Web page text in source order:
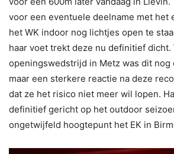
voor een eventuele deelname met het
het WK indoor nog lichtjes open te
haar voet trekt deze nu definitief dicht.
openingswedstrijd in Metz was dit nog
maar een sterkere reactie na deze
dat ze het risico niet meer wil lopen.
definitief gericht op het outdoor
ongetwijfeld hoogtepunt het EK in